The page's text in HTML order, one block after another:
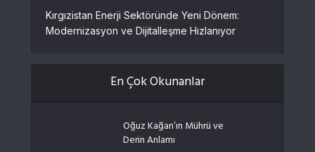
Kırgızistan Enerji Sektöründe Yeni Dönem:
Modernizasyon ve Dijitalleşme Hızlanıyor
En Çok Okunanlar
Oğuz Kağan’ın Mührü ve
Derin Anlamı